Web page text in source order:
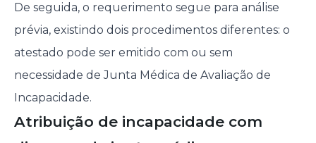
De seguida, o requerimento segue para análise
prévia, existindo dois procedimentos diferentes: o
atestado pode ser emitido com ou sem
necessidade de Junta Médica de Avaliação de
Incapacidade.
Atribuição de incapacidade com